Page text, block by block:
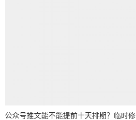
公众号推文能不能提前十天排期？临时